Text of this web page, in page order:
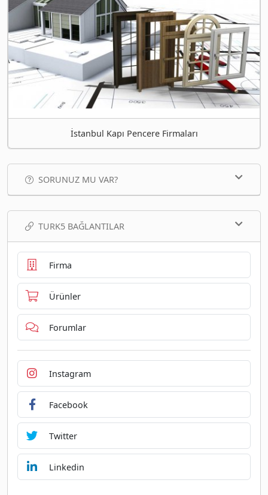
İstanbul Kapı Pencere Firmaları
SORUNUZ MU VAR?
TURK5 BAĞLANTILAR
Firma
Ürünler
Forumlar
Instagram
Facebook
Twitter
Linkedin